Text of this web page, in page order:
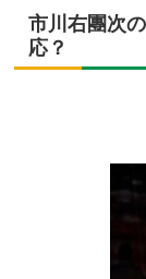
市川右團次
応？